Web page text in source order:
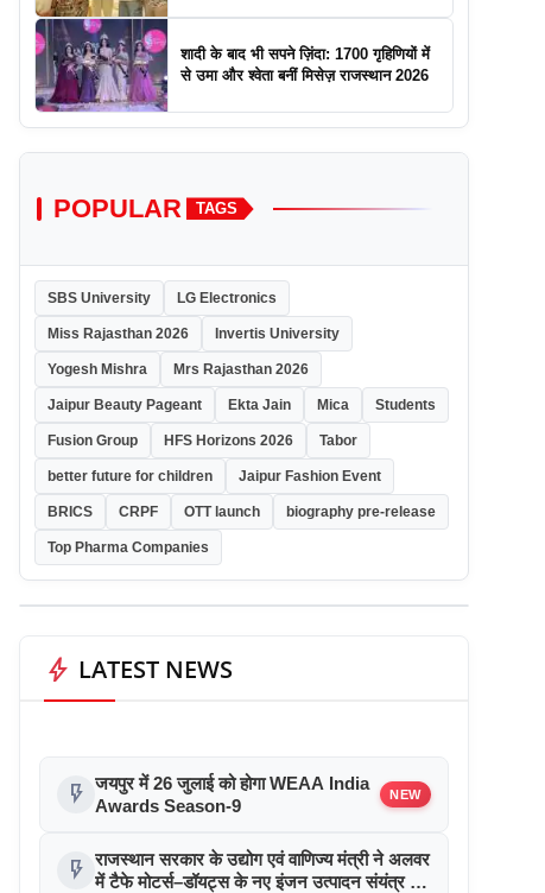
शादी के बाद भी सपने ज़िंदा: 1700 गृहिणियों में
से उमा और श्वेता बनीं मिसेज़ राजस्थान 2026
POPULAR TAGS
SBS University LG Electronics
Miss Rajasthan 2026 Invertis University
Yogesh Mishra Mrs Rajasthan 2026
Jaipur Beauty Pageant Ekta Jain Mica Students
Fusion Group HFS Horizons 2026 Tabor
better future for children Jaipur Fashion Event
BRICS CRPF OTT launch biography pre-release
Top Pharma Companies
bolt LATEST NEWS
flash_on जयपुर में 26 जुलाई को होगा WEAA India
Awards Season-9
NEW
flash_on राजस्थान सरकार के उद्योग एवं वाणिज्य मंत्री ने अलवर
में टैफे मोटर्स–डॉयट्स के नए इंजन उत्पादन संयंत्र का